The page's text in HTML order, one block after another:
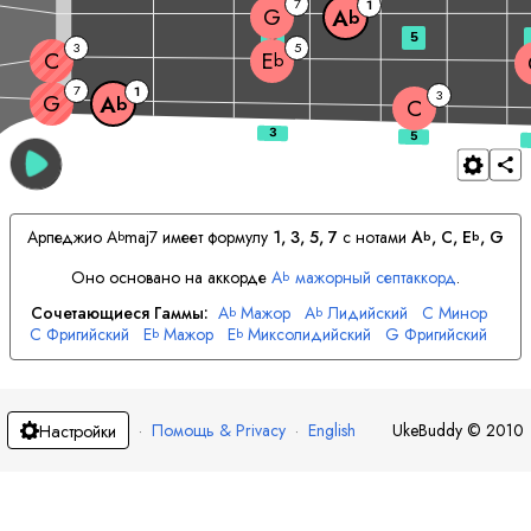
G 7 Ab 1
C 3
C 3 Eb 5
G Ab 1
3 5
Арпеджио Abmaj7 имеет формулу 1, 3, 5, 7 с нотамиAb, C, Eb, G
Оно основано на аккордеAb мажорный септаккорд.
Сочетающиеся Гаммы: Ab Мажор Ab Лидийский C Минор
C Фригийский Eb Мажор Eb Миксолидийский G Фригийский
G Локрийский
Настройки · Помощь & Privacy · English UkeBuddy © 2010